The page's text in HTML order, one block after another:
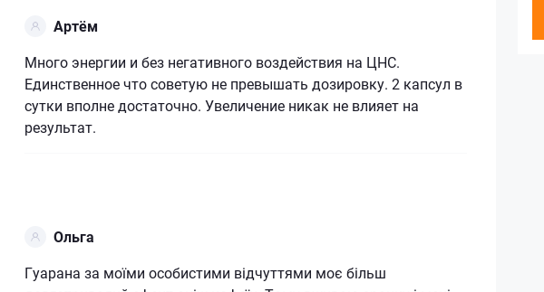
Артём
Много энергии и без негативного воздействия на ЦНС.
Единственное что советую не превышать дозировку. 2 капсул в
сутки вполне достаточно. Увеличение никак не влияет на
результат.
Ольга
Гуарана за моїми особистими відчуттями моє більш